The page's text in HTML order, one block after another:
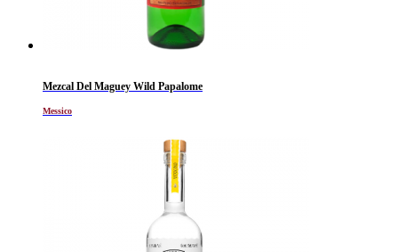
Mezcal Del Maguey Wild Papalome
Messico